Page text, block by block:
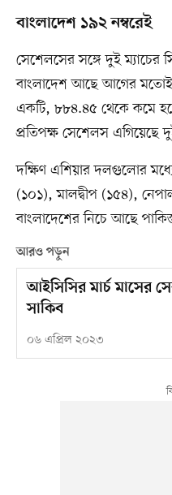
বাংলাদেশ ১৯২ নম্বরেই
সেশেলসের সঙ্গে দুই ম্যাচের
বাংলাদেশ আছে আগের মতোই
একটি, ৮৮৪.৪৫ থেকে কমে
প্রতিপক্ষ সেশেলস এগিয়েছে
দক্ষিণ এশিয়ার দলগুলোর
(১০১), মালদ্বীপ (১৫৪),
বাংলাদেশের নিচে আছে
আরও পড়ুন
আইসিসির মার্চ মাসের
সাকিব
০৬ এপ্রিল ২০২৩